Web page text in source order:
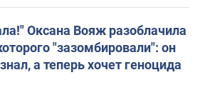
Оксана Вояж разоблачила
"зазомбировали": он
а теперь хочет геноцида